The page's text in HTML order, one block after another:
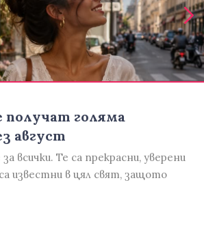
получат голяма
август
всички. Те са прекрасни, уверени
известни в цял свят, защото